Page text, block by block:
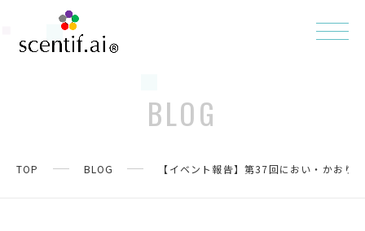
BLOG
TOP BLOG 【イベント報告】第37回におい・かおり